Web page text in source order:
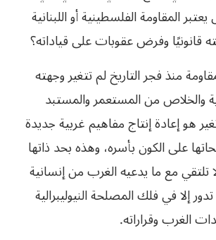
المقاومة الفلسطينية أو اللبنانية
قانونيًا وفرض عقوبات على قياداته؟
منذ فجر التاريخ لم تتغير وجهته
والخلاص من المستعمر والمستبد
هو إعادة إنتاج مفاهيم غربية جديدة
على الكون بأسره، وهذه بحد ذاتها
تلتقي مع ما يدعيه الغرب من إنسانية
إلا في فلك المصلحة النيوليبرالية
الغرب وقراراته.